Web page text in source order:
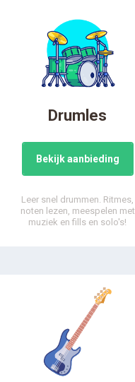
Drumles
Bekijk aanbieding
Leer snel drummen. Ritmes,
noten lezen, meespelen met
muziek en fills en solo's!